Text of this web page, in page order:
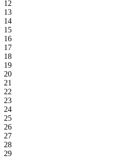
12
13
14
15
16
17
18
19
20
21
22
23
24
25
26
27
28
29